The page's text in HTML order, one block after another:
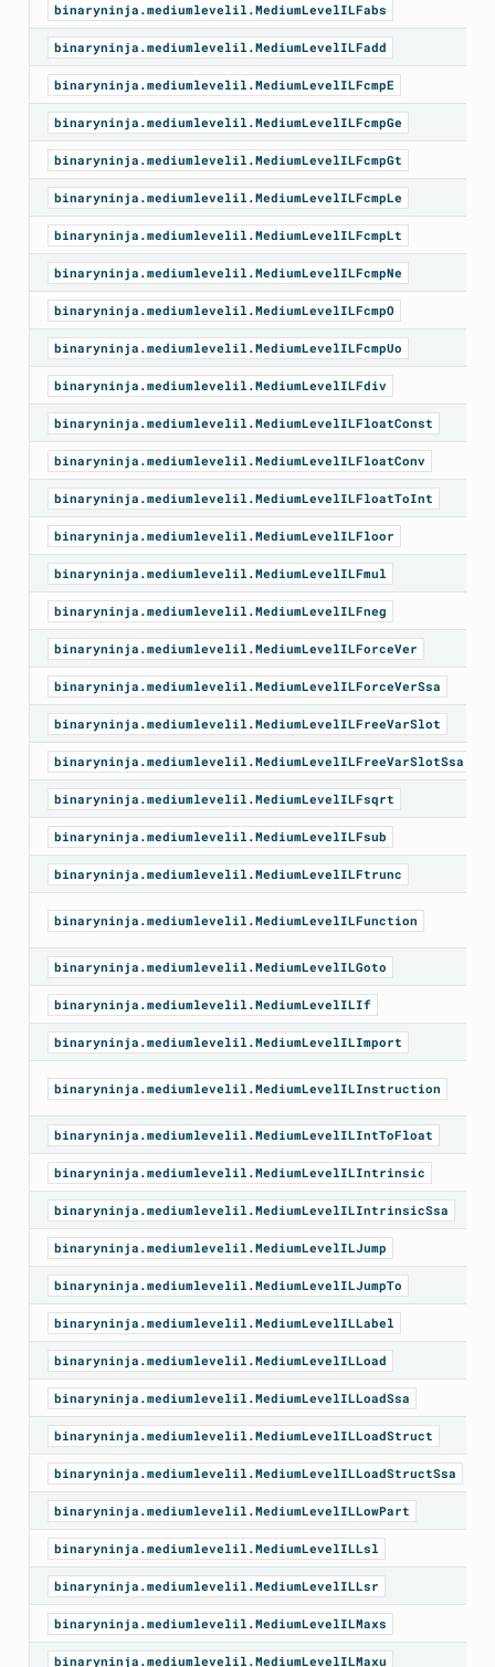
binaryninja.mediumlevelil.MediumLevelILFabs
binaryninja.mediumlevelil.MediumLevelILFadd
binaryninja.mediumlevelil.MediumLevelILFcmpE
binaryninja.mediumlevelil.MediumLevelILFcmpGe
binaryninja.mediumlevelil.MediumLevelILFcmpGt
binaryninja.mediumlevelil.MediumLevelILFcmpLe
binaryninja.mediumlevelil.MediumLevelILFcmpLt
binaryninja.mediumlevelil.MediumLevelILFcmpNe
binaryninja.mediumlevelil.MediumLevelILFcmpO
binaryninja.mediumlevelil.MediumLevelILFcmpUo
binaryninja.mediumlevelil.MediumLevelILFdiv
binaryninja.mediumlevelil.MediumLevelILFloatConst
binaryninja.mediumlevelil.MediumLevelILFloatConv
binaryninja.mediumlevelil.MediumLevelILFloatToInt
binaryninja.mediumlevelil.MediumLevelILFloor
binaryninja.mediumlevelil.MediumLevelILFmul
binaryninja.mediumlevelil.MediumLevelILFneg
binaryninja.mediumlevelil.MediumLevelILForceVer
binaryninja.mediumlevelil.MediumLevelILForceVerSsa
binaryninja.mediumlevelil.MediumLevelILFreeVarSlot
binaryninja.mediumlevelil.MediumLevelILFreeVarSlotSsa
binaryninja.mediumlevelil.MediumLevelILFsqrt
binaryninja.mediumlevelil.MediumLevelILFsub
binaryninja.mediumlevelil.MediumLevelILFtrunc
binaryninja.mediumlevelil.MediumLevelILFunction
binaryninja.mediumlevelil.MediumLevelILGoto
binaryninja.mediumlevelil.MediumLevelILIf
binaryninja.mediumlevelil.MediumLevelILImport
binaryninja.mediumlevelil.MediumLevelILInstruction
binaryninja.mediumlevelil.MediumLevelILIntToFloat
binaryninja.mediumlevelil.MediumLevelILIntrinsic
binaryninja.mediumlevelil.MediumLevelILIntrinsicSsa
binaryninja.mediumlevelil.MediumLevelILJump
binaryninja.mediumlevelil.MediumLevelILJumpTo
binaryninja.mediumlevelil.MediumLevelILLabel
binaryninja.mediumlevelil.MediumLevelILLoad
binaryninja.mediumlevelil.MediumLevelILLoadSsa
binaryninja.mediumlevelil.MediumLevelILLoadStruct
binaryninja.mediumlevelil.MediumLevelILLoadStructSsa
binaryninja.mediumlevelil.MediumLevelILLowPart
binaryninja.mediumlevelil.MediumLevelILLsl
binaryninja.mediumlevelil.MediumLevelILLsr
binaryninja.mediumlevelil.MediumLevelILMaxs
binaryninja.mediumlevelil.MediumLevelILMaxu